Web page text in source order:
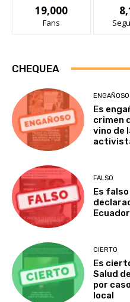
19,000
Fans
CHEQUEA
ENGAÑOSO
Es
crimen
vino de
FALSO
Es falso
CIERTO
Es
Salud
por
local